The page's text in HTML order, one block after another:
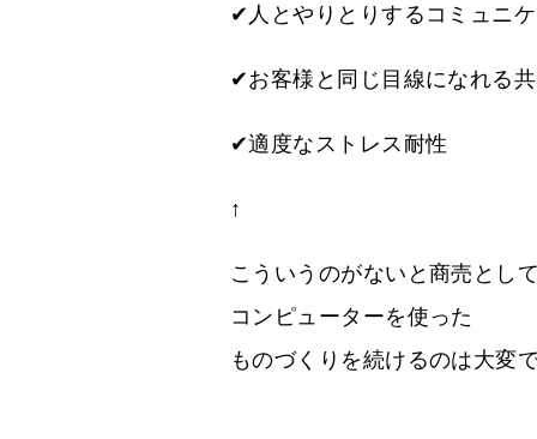
✔人とやりとりするコミュニ
✔お客様と同じ目線になれる
✔適度なストレス耐性
↑
こういうのがないと商売として
コンピューターを使った
ものづくりを続けるのは大変で